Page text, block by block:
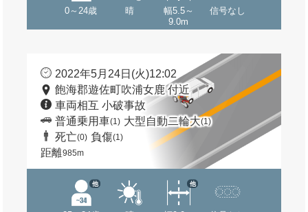
0～24歳 晴
幅5.5～
9.0m
信号なし
2022年5月24日(火)12:02
飽海郡遊佐町吹浦女鹿 付近
車両相互 小破事故
普通乗用車(1) 大型自動二輪大(1)
死亡(0) 負傷(1)
距離985m
他 他